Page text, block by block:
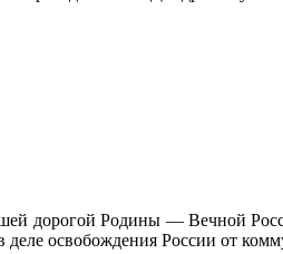
дорогой Родины — Вечной
освобождения России от